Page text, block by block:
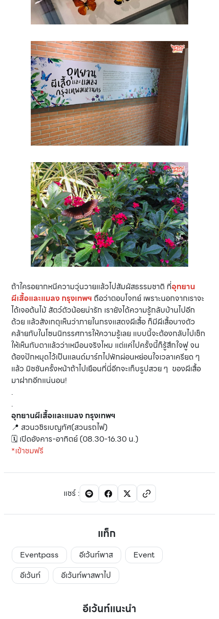
ถ้าใครอยากหนีความวุ่นวายแล้วไปสัมผัสธรรมชาติ ที่อุทยาน
ผีเสื้อและแมลง กรุงเทพฯ ถือว่าตอบโจทย์ เพราะนอกจากเราจะ
ได้เจอต้นไม้ สัตว์ตัวน้อยน่ารัก เรายังได้ความรู้กลับบ้านไปอีก
ด้วย แล้วสังเกตุเห็นว่าภายในกรงแสดงผีเสื้อ ก็มีผีเสื้อบางตัว
คล้ายกับในโซนนิทรรศการให้ความรู้เลย แบบนี้จะต้องกลับไปเช็ก
ให้เห็นกับตาแล้วว่าเหมือนจริงไหม แต่แค่ไปครั้งนี้ก็รู้สึกใจฟู จน
ต้องปักหมุดไว้เป็นแลนด์มาร์กไปพักผ่อนหย่อนใจเวลาเครียด ๆ
แล้ว มิชชันครั้งหน้าถ้าไปเยือนที่นี่อีกจะเก็บรูปสวย ๆ ของผีเสื้อ
มาฝากอีกแน่นอน!
.
.
อุทยานผีเสื้อและแมลง กรุงเทพฯ
📍 สวนวชิรเบญทัศ(สวนรถไฟ)
🗓️ เปิดอังคาร-อาทิตย์ (08.30-16.30 น.)
*เข้าชมฟรี
แชร์:
แท็ก
Eventpass อีเว้นท์พาส
Event
อีเว้นท์
อีเว้นท์พาสพาไป
อีเว้นท์แนะนำ